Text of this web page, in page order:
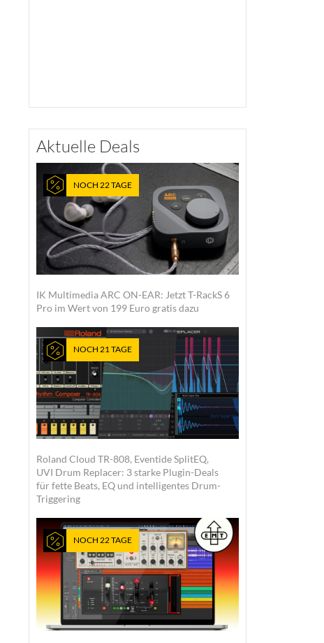
Aktuelle Deals
NOCH 22 TAGE
IK Multimedia ARC ON-EAR: Jetzt T-RackS 6
Pro im Wert von 199 Euro gratis dazu
NOCH 21 TAGE
Roland Cloud TR-808, Eventide SplitEQ,
UVI Drum Replacer: 3 starke Plugin-Deals
für fette Beats, EQ und intelligentes Drum-
Triggering
NOCH 22 TAGE